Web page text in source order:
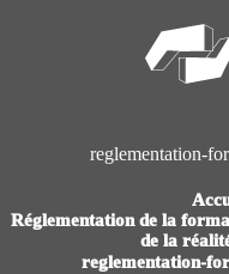
reglementation-
Réglementation de la
de la
reglementation-